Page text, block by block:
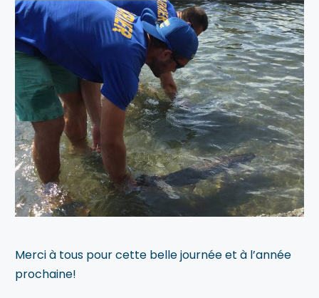
Merci à tous pour cette belle journée et à l’année
prochaine!